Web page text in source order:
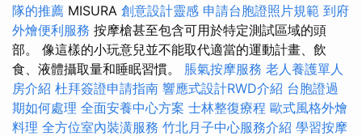
隊的推薦 MISURA 創意設計靈感 申請台胞證照片規範 到府
外燴便利服務 按摩槍甚至包含可用於特定測試區域的頭
部。 像這樣的小玩意兒並不能取代適當的運動計畫、飲
食、液體攝取量和睡眠習慣。 脹氣按摩服務 老人養護單人
房介紹 杜拜簽證申請指南 響應式設計RWD介紹 台胞證過
期如何處理 全面安養中心方案 士林整復療程 歐式風格外燴
料理 全方位室內裝潢服務 竹北月子中心服務介紹 學習按摩